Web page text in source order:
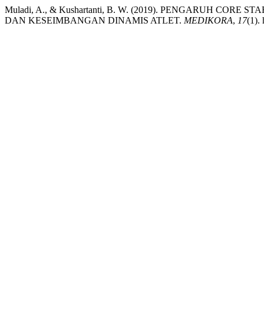
Muladi, A., & Kushartanti, B. W. (2019). PENGARUH CORE
DAN KESEIMBANGAN DINAMIS ATLET. MEDIKORA, 17(1).